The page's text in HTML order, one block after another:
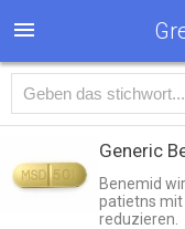
Generic
Benemid
patietns mit
reduzieren.